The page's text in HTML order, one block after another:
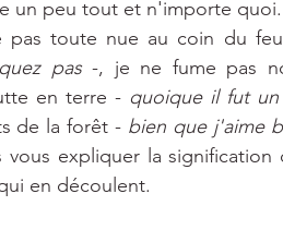
un peu tout et n'importe quoi.
pas -, je ne fume pas
en terre - quoique il fut un
de la forêt - bien que j'aime
vous expliquer la
en découlent.